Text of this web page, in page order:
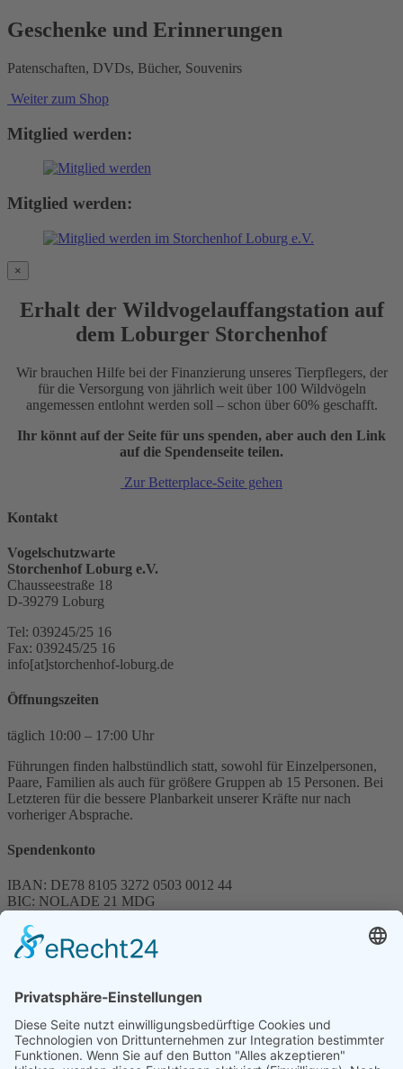
Geschenke und Erinnerungen
Patenschaften, DVDs, Bücher, Souvenirs
Weiter zum Shop
Mitglied werden:
Mitglied werden:
×
Erhalt der Wildvogelauffangstation auf
dem Loburger Storchenhof
Wir brauchen Hilfe bei der Finanzierung unseres Tierpflegers, der
für die Versorgung von jährlich weit über 100 Wildvögeln
angemessen entlohnt werden soll – schon über 60% geschafft.
Ihr könnt auf der Seite für uns spenden, aber auch den Link
auf die Spendenseite teilen.
Zur Betterplace-Seite gehen
Kontakt
Vogelschutzwarte
Storchenhof Loburg e.V.
Chausseestraße 18
D-39279 Loburg
Tel: 039245/25 16
Fax: 039245/25 16
info[at]storchenhof-loburg.de
Öffnungszeiten
täglich 10:00 – 17:00 Uhr
Führungen finden halbstündlich statt, sowohl für Einzelpersonen,
Paare, Familien als auch für größere Gruppen ab 15 Personen. Bei
Letzteren für die bessere Planbarkeit unserer Kräfte nur nach
vorheriger Absprache.
Spendenkonto
IBAN: DE78 8105 3272 0503 0012 44
BIC: NOLADE 21 MDG
Spenden können steuerlich abgesetzt werden
Förderung